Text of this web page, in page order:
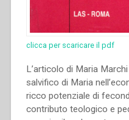
clicca per scaricare il pdf
L’articolo di Maria
salvifico di Maria
ricco potenziale di
contributo teologico e